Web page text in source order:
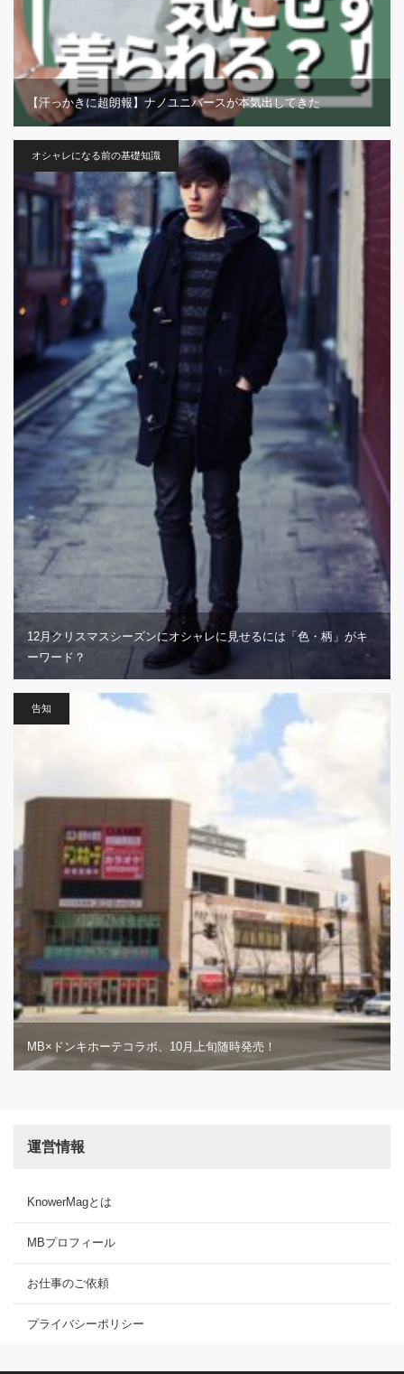
【汗っかきに超朗報】ナノユニバースが本気出してきた
オシャレになる前の基礎知識
12月クリスマスシーズンにオシャレに見せるには「色・柄」がキ
ーワード？
告知
MB×ドンキホーテコラボ、10月上旬随時発売！
運営情報
KnowerMagとは
MBプロフィール
お仕事のご依頼
プライバシーポリシー